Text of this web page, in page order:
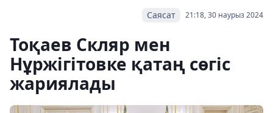
21:18, 30 наурыз 2024
Саясат
Тоқаев Скляр мен
Нұржігітовке қатаң сөгіс
жариялады